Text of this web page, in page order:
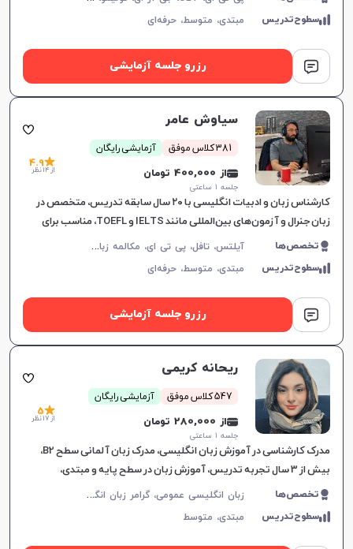
سطوح‌تدریس مبتدی، متوسط،حرفه‌ای
رزرو جلسه آزمایشی
سیاوش عامر
381 کلاس موفق آزمایشی رایگان
از 400,000 تومان
جلسه ۱ ساعتی
4.9
از 14 نظر
کارشناس زبان و ادبیات انگلیسی با ۲۰ سال سابقه تدریس، متخصص در
زبان جنرال و آزمون‌های بین‌المللی مانند IELTS و TOEFL، مناسب برای
تمامی سطوح و اهداف آموزشی.
تخصص‌ها آ
یلتس، تافل، پی تی ای، مکالمه زبان انگلیسی، گرامر زبان انگلیسی، زبان انگلیسی تجاری، زبان انگلیسی آمریکایی، زبان انگلیسی کنکور ارشد، زبان انگلیسی کنکور دکتری، زبان انگلیسی نهم دبیرستان، زبان انگلیسی دهم دبیرستان، زبان انگلیسی یازدهم دبیرستان، زبان انگلیسی دوازدهم دبیرستان، دولینگو، OET
سطوح‌تدریس مبتدی، متوسط،حرفه‌ای
رزرو جلسه آزمایشی
ریحانه کریمی
547 کلاس موفق آزمایشی رایگان
از 280,000 تومان
جلسه ۱ ساعتی
5
از 17 نظر
مدرک کارشناسی در آموزش زبان انگلیسی، مدرک زبان آلمانی سطح B2،
بیش از 3 سال تجربه تدریس، آموزش زبان در سطح پایه و مبتدی،
انعطاف‌پذیری در زمان‌بندی کلاس‌ها، ایجاد اعتماد به نفس و
تخصص‌ها ز
بان انگلیسی عمومی، گرامر زبان انگلیسی، زبان انگلیسی کنکور سراسری، زبان انگلیسی کنکور کاردانی، زبان انگلیسی هفتم دبیرستان، زبان انگلیسی هشتم دبیرستان، زبان انگلیسی نهم دبیرستان، زبان انگلیسی دهم دبیرستان، زبان انگلیسی یازدهم دبیرستان، زبان انگلیسی دوازدهم دبیرستان، مکالمه زبان انگلیسی، زبان انگلیسی آمریکایی، زبان انگلیسی کودکان، آیلتس، تافل، پی تی ای، زبان انگلیسی کنکور ارشد، زبان انگلیسی کنکور دکتری
سطوح‌تدریس مبتدی، متوسط